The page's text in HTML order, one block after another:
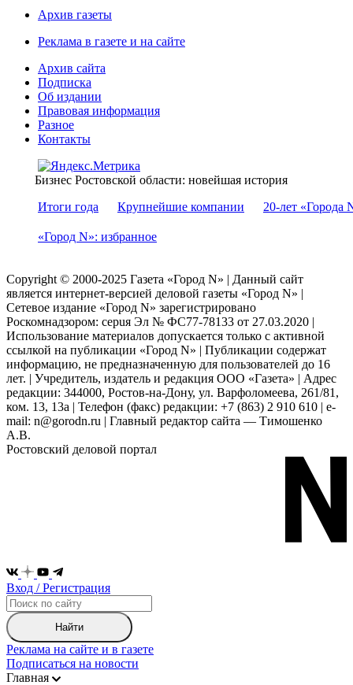
Архив газеты
Реклама в газете и на сайте
Архив сайта
Подписка
Об издании
Правовая информация
Разное
Контакты
Бизнес Ростовской области: новейшая история
Итоги года
Крупнейшие компании 20-лет «Города
«Город N»: избранное
Copyright © 2000-2025 Газета «Город N» | Данный сайт
является интернет-версией деловой газеты «Город N» |
Сетевое издание «Город N» зарегистрировано
Роскомнадзором: серuя Эл № ФС77-78133 от 27.03.2020 |
Использование материалов допускается только с активной
ссылкой на публикации «Город N» | Публикации содержат
информацию, не предназначенную для пользователей до 16
лет. | Учредитель, издатель и редакция ООО «Газета» | Адрес
редакции: 344000, Ростов-на-Дону, ул. Варфоломеева, 261/81,
ком. 13, 13а | Телефон (факс) редакции: +7 (863) 2 910 610 | e-
mail: n@gorodn.ru | Главный редактор сайта — Тимошенко
А.В.
Ростовский деловой портал
Вход / Регистрация
Найти
Реклама на сайте и в газете
Подписаться на новости
Главная